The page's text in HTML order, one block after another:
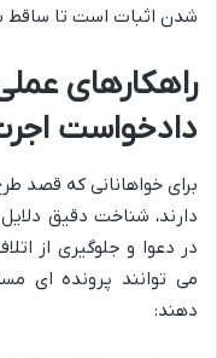
شدن اثبات است تا
راهکارهای
دادخواست
برای خواهانانی که قصد
دارند، شناخت دقیق
در دعوا و جلوگیری از
می توانند پرونده ای
دهند: